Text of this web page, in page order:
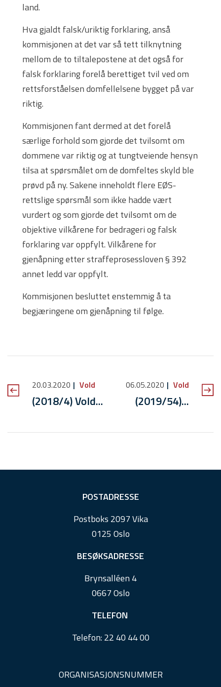
land.
Hva gjaldt falsk/uriktig forklaring, anså
kommisjonen at det var så tett tilknytning
mellom de to tiltalepostene at det også for
falsk forklaring forelå berettiget tvil ved om
rettsforståelsen domfellelsene bygget på var
riktig.
Kommisjonen fant dermed at det forelå
særlige forhold som gjorde det tvilsomt om
dommene var riktig og at tungtveiende hensyn
tilsa at spørsmålet om de domfeltes skyld ble
prøvd på ny. Sakene inneholdt flere EØS-
rettslige spørsmål som ikke hadde vært
vurdert og som gjorde det tvilsomt om de
objektive vilkårene for bedrageri og falsk
forklaring var oppfylt. Vilkårene for
gjenåpning etter straffeprosessloven § 392
annet ledd var oppfylt.
Kommisjonen besluttet enstemmig å ta
begjæringene om gjenåpning til følge.
20.03.2020 Vold
(2018/4) Vold...
06.05.2020 Vold
(2019/54)...
POSTADRESSE
Postboks 2097 Vika
0125 Oslo
BESØKSADRESSE
Brynsalléen 4
0667 Oslo
TELEFON
Telefon:22 40 44 00
ORGANISASJONSNUMMER